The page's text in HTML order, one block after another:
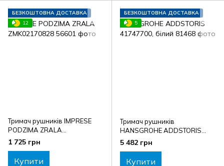
БЕЗКОШТОВНА ДОСТАВКА
12
Тримач рушників IMPRESE
PODZIMA ZRALA
ZMK02170828
1 725 грн
Купити
БЕЗКОШТОВНА ДОСТАВКА
5
Тримач рушників
HANSGROHE ADDSTORIS
41747700, білий
5 482 грн
Купити